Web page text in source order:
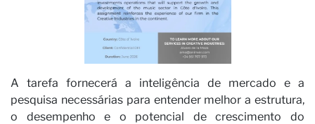
A tarefa fornecerá a inteligência de mercado e a
pesquisa necessárias para entender melhor a estrutura,
o desempenho e o potencial de crescimento do